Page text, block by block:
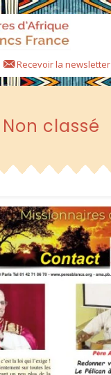
Recevoir la newsletter
Non classé